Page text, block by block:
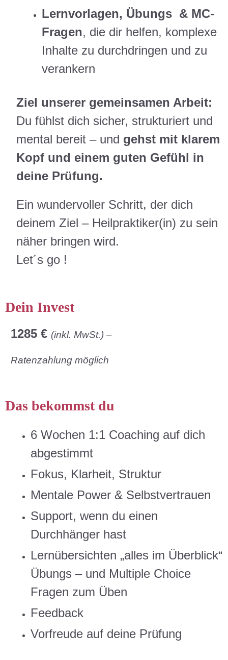
Lernvorlagen, Übungs & MC-
Fragen, die dir helfen, komplexe
Inhalte zu durchdringen und zu
verankern
Ziel unserer gemeinsamen Arbeit:
Du fühlst dich sicher, strukturiert und
mental bereit – und gehst mit klarem
Kopf und einem guten Gefühl in
deine Prüfung.
Ein wundervoller Schritt, der dich
deinem Ziel – Heilpraktiker(in) zu sein
näher bringen wird.
Let´s go !
Dein Invest
1285 € (inkl. MwSt.) –
Ratenzahlung möglich
Das bekommst du
6 Wochen 1:1 Coaching auf dich
abgestimmt
Fokus, Klarheit, Struktur
Mentale Power & Selbstvertrauen
Support, wenn du einen
Durchhänger hast
Lernübersichten „alles im Überblick“
Übungs – und Multiple Choice
Fragen zum Üben
Feedback
Vorfreude auf deine Prüfung